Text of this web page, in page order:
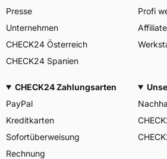
Presse
Unternehmen
CHECK24 Österreich
CHECK24 Spanien
Profi
CHECK24 Zahlungsarten
PayPal
Kreditkarten
Sofortüberweisung
Rechnung